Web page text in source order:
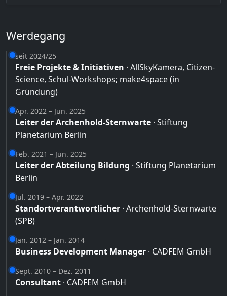
Werdegang
seit 2024/25
Freie Projekte & Initiativen · AllSkyKamera, Citizen-
Science, Schul-Workshops; make4space (in
Gründung)
Apr. 2022 – Jun. 2025
Leiter der Archenhold-Sternwarte · Stiftung
Planetarium Berlin
Feb. 2021 – Jun. 2025
Leiter der Abteilung Bildung · Stiftung Planetarium
Berlin
Jul. 2019 – Apr. 2022
Standortverantwortlicher · Archenhold-Sternwarte
(SPB)
Jan. 2012 – Jan. 2014
Business Development Manager · CADFEM GmbH
Sept. 2010 – Dez. 2011
Consultant · CADFEM GmbH